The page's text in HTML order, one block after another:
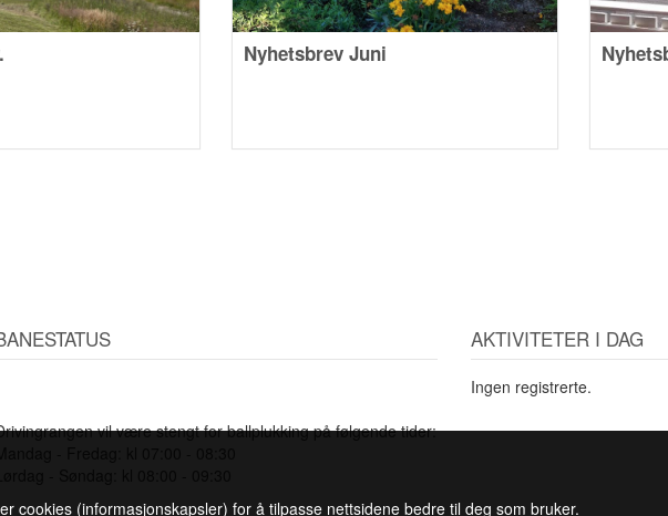
Nyhetsbrev Juni
vil være stengt for ballplukking på følgende tider:
AKTIVITETER I DAG
Ingen registrerte.
cookies (informasjonskapsler) for å tilpasse nettsidene bedre til deg som bruker.